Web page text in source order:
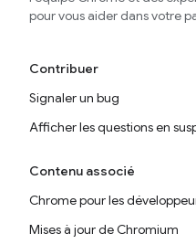
pour vous aider dans votre
Contribuer
Signaler un bug
Afficher les questions en
Contenu associé
Chrome pour les
Mises à jour de Chromium